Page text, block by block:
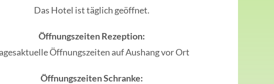
Das Hotel ist täglich geöffnet.
Öffnungszeiten Rezeption:
Öffnungszeiten auf Aushang vor Ort
Öffnungszeiten Schranke: